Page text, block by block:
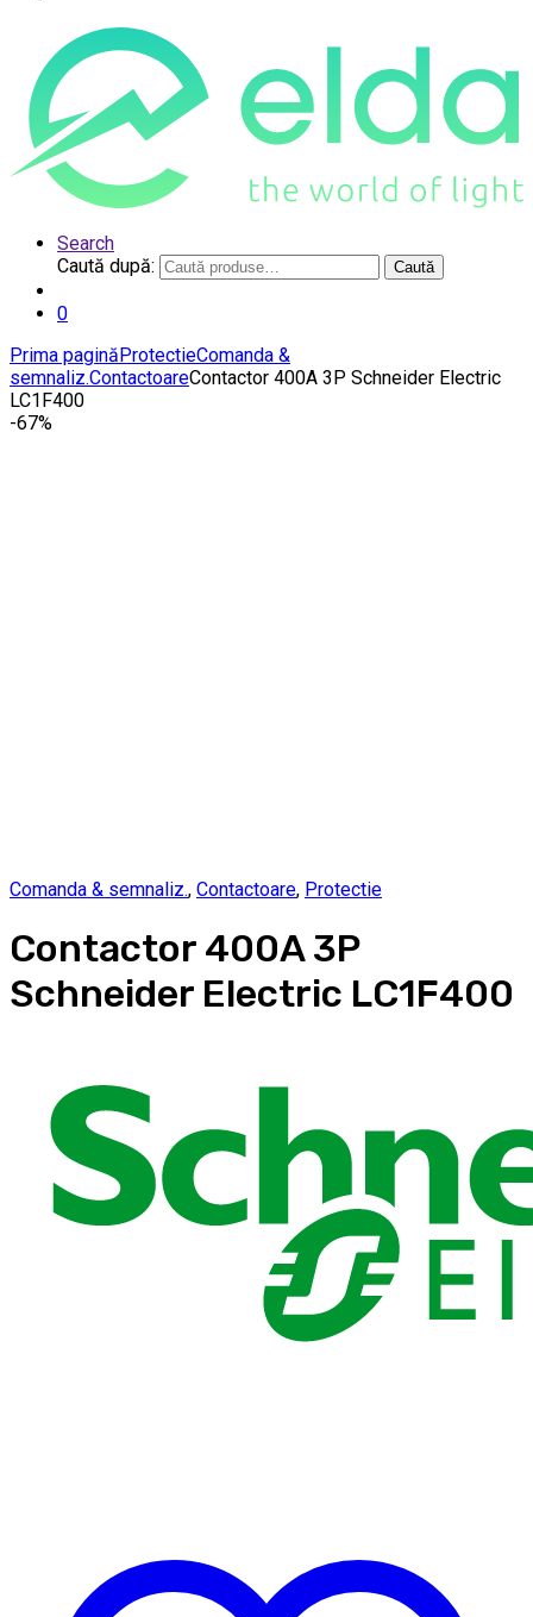
Search
Caută după:
Caută
0
Prima paginăProtectieComanda &
semnaliz.ContactoareContactor 400A 3P Schneider Electric
LC1F400
-67%
Comanda & semnaliz., Contactoare, Protectie
Contactor 400A 3P
Schneider Electric LC1F400